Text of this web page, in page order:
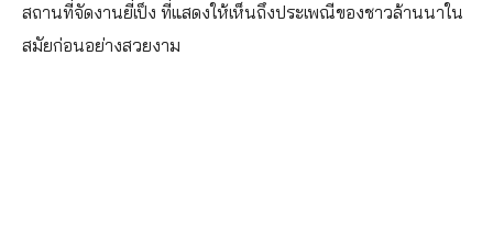
สถานที่จัดงานยี่เป็ง ที่แสดงให้เห็นถึงประเพณีของชาวล้านนาใน
สมัยก่อนอย่างสวยงาม